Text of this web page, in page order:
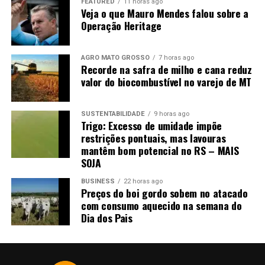
Fonte:Informativo CEEMA UNIJUÍ, do prof. Dr.
Argemiro Luís Brum¹
Professor Titular do PPGDR da UNIJUÍ, doutor em
Economia Internacional pela EHESS de Paris-França,
coordenador, pesquisador e analista de mercado da
CEEMA (FIDENE/UNIJUÍ).
Veja o que Mauro Mendes falou sobre a
Operação Heritage
AGRO MATO GROSSO 7 horas ago
Recorde na safra de milho e cana reduz
valor do biocombustível no varejo de MT
SUSTENTABILIDADE 9 horas ago
Trigo: Excesso de umidade impõe
restrições pontuais, mas lavouras
mantêm bom potencial no RS – MAIS
SOJA
BUSINESS 22 horas ago
Preços do boi gordo sobem no atacado
com consumo aquecido na semana do
Dia dos Pais